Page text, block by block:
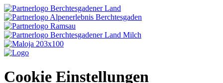
Cookie Einstellungen